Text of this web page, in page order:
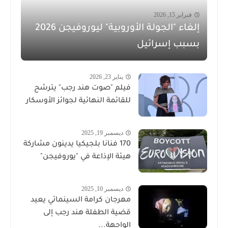
فبراير 15, 2026
إلغاء "الجولة الأوروبية" ليوروفيجن 2026
بسبب إسرائيل
يناير 23, 2026
فيلم "صوت هند رجب" يترشح
للقائمة النهائية لجوائز الأوسكار
ديسمبر 19, 2025
170 فنانا بلجيكيا يدينون مشاركة
هيئة الإذاعة في "يوروفيجن"
ديسمبر 10, 2025
مهرجان كرامة السينمائي يعيد
قضية الطفلة هند رجب إلى
الواجهة...